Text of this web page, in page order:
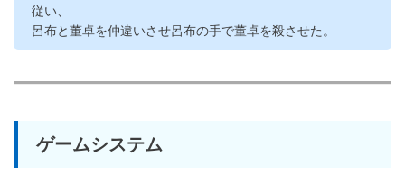
従い、
呂布と董卓を仲違いさせ呂布の手で董卓を殺させた。
ゲームシステム